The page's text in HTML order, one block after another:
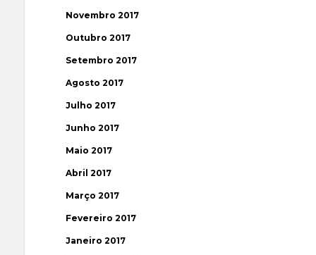
Novembro 2017
Outubro 2017
Setembro 2017
Agosto 2017
Julho 2017
Junho 2017
Maio 2017
Abril 2017
Março 2017
Fevereiro 2017
Janeiro 2017